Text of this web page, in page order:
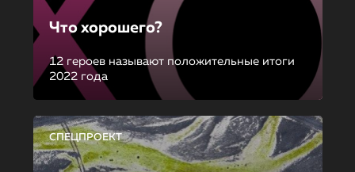
Что хорошего?
12 героев называют положительные итоги
2022 года
СПЕЦПРОЕКТ